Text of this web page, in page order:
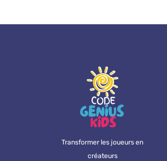
Transformer les joueurs en
créateurs